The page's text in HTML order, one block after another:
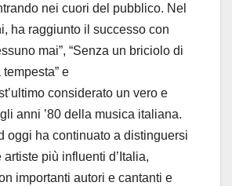
nei cuori del pubblico. Nel
ha raggiunto il successo con
mai”, “Senza un briciolo di
tempesta” e
considerato un vero e
anni ’80 della musica italiana.
oggi ha continuato a distinguersi
più influenti d’Italia,
importanti autori e cantanti e